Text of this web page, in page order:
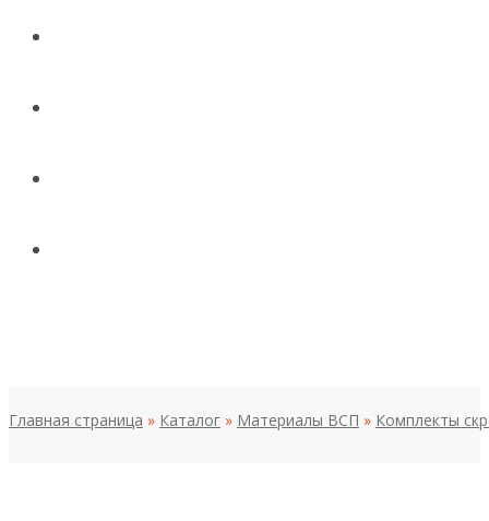
Главная страница » Каталог » Материалы ВСП » Комплекты